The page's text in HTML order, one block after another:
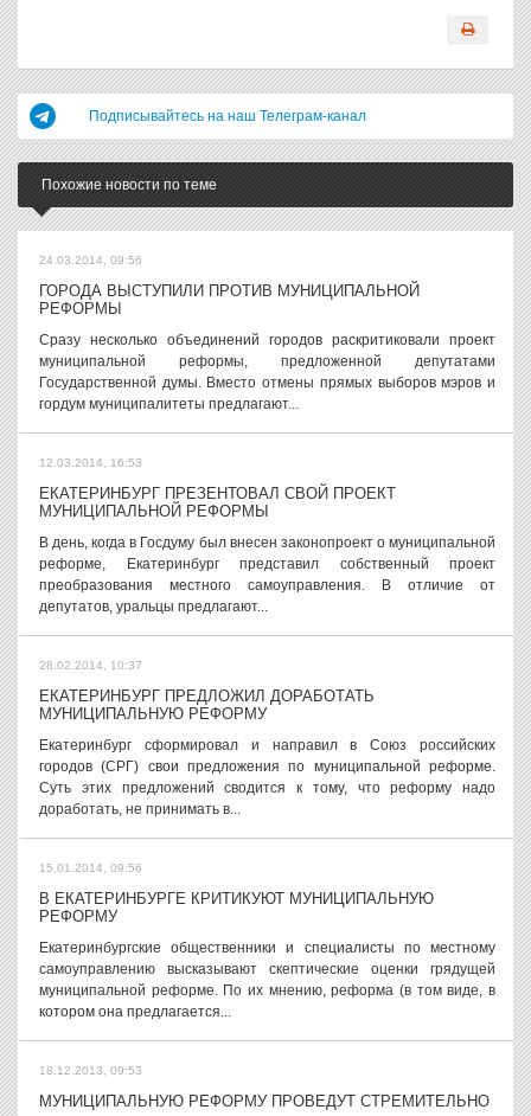
Подписывайтесь на наш Телеграм-канал
Похожие новости по теме
24.03.2014, 09:56
ГОРОДА ВЫСТУПИЛИ ПРОТИВ МУНИЦИПАЛЬНОЙ
РЕФОРМЫ
Сразу несколько объединений городов раскритиковали проект
муниципальной реформы, предложенной депутатами
Государственной думы. Вместо отмены прямых выборов мэров и
гордум муниципалитеты предлагают...
12.03.2014, 16:53
ЕКАТЕРИНБУРГ ПРЕЗЕНТОВАЛ СВОЙ ПРОЕКТ
МУНИЦИПАЛЬНОЙ РЕФОРМЫ
В день, когда в Госдуму был внесен законопроект о муниципальной
реформе, Екатеринбург представил собственный проект
преобразования местного самоуправления. В отличие от
депутатов, уральцы предлагают...
28.02.2014, 10:37
ЕКАТЕРИНБУРГ ПРЕДЛОЖИЛ ДОРАБОТАТЬ
МУНИЦИПАЛЬНУЮ РЕФОРМУ
Екатеринбург сформировал и направил в Союз российских
городов (СРГ) свои предложения по муниципальной реформе.
Суть этих предложений сводится к тому, что реформу надо
доработать, не принимать в...
15.01.2014, 09:56
В ЕКАТЕРИНБУРГЕ КРИТИКУЮТ МУНИЦИПАЛЬНУЮ
РЕФОРМУ
Екатеринбургские общественники и специалисты по местному
самоуправлению высказывают скептические оценки грядущей
муниципальной реформе. По их мнению, реформа (в том виде, в
котором она предлагается...
18.12.2013, 09:53
МУНИЦИПАЛЬНУЮ РЕФОРМУ ПРОВЕДУТ СТРЕМИТЕЛЬНО